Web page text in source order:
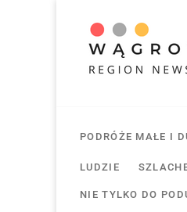
content
PODRÓŻE MAŁE I
LUDZIE
NIE TYLKO DO